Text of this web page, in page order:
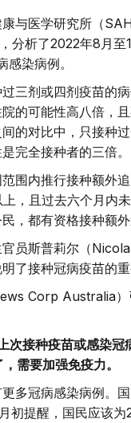
与医学研究所（
分析了2022年8月
染病例。
三剂或四剂疫苗的
的可能性高八倍，
的对比中，只接种
完全接种者的三倍。
围内推行接种额外
，且过去六个月内
，都有资格接种额外
员斯普莉尔（
了接种冠病疫苗的重
Corp Australia）
次接种疫苗或感染冠
需要加强免疫力。
多冠病感染病例。
初提醒，国民应该